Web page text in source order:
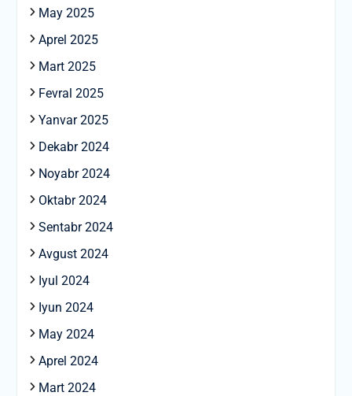
May 2025
Aprel 2025
Mart 2025
Fevral 2025
Yanvar 2025
Dekabr 2024
Noyabr 2024
Oktabr 2024
Sentabr 2024
Avgust 2024
Iyul 2024
Iyun 2024
May 2024
Aprel 2024
Mart 2024